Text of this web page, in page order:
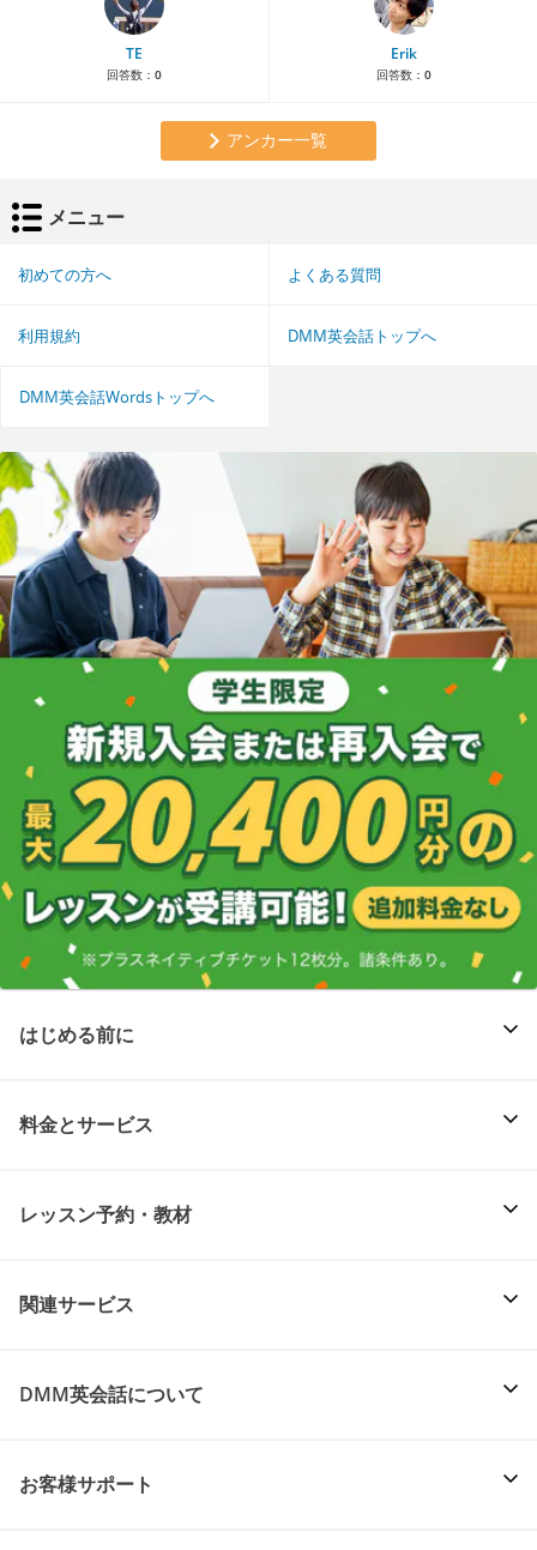
TE
回答数： 0
Erik
回答数： 0
アンカー一覧
メニュー
初めての方へ よくある質問
利用規約 DMM英会話トップへ
DMM英会話Wordsトップへ
はじめる前に
料金とサービス
レッスン予約・教材
関連サービス
DMM英会話について
お客様サポート